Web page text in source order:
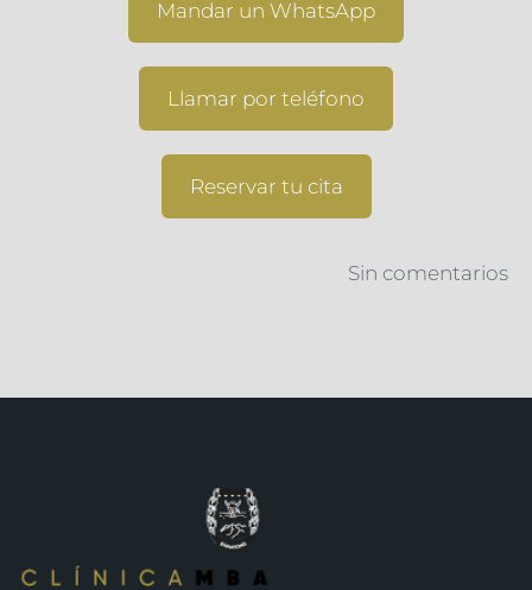
Mandar un WhatsApp
Llamar por teléfono
Reservar tu cita
Sin comentarios